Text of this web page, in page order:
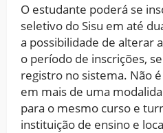
O estudante poderá se
seletivo do Sisu em até
a possibilidade de alterar
o período de inscrições,
registro no sistema. Não
em mais de uma
para o mesmo curso e
instituição de ensino e